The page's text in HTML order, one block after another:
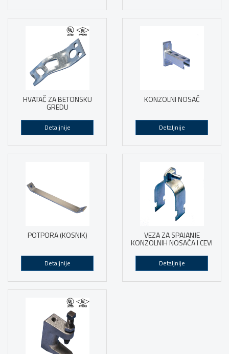
HVATAČ ZA BETONSKU
GREDU
Detaljnije
KONZOLNI NOSAČ
Detaljnije
POTPORA (KOSNIK)
Detaljnije
VEZA ZA SPAJANJE
KONZOLNIH NOSAČA I CEVI
Detaljnije